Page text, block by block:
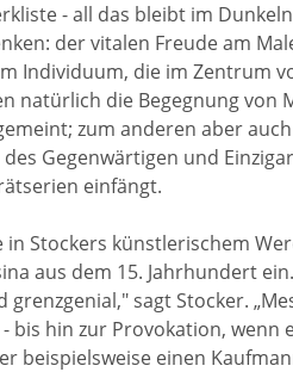
- all das bleibt im
der vitalen Freude am
Individuum, die im Zentrum
natürlich die Begegnung von
zum anderen aber
Gegenwärtigen und
einfängt.
in Stockers künstlerischem
aus dem 15. Jahrhundert
grenzgenial," sagt Stocker.
bis hin zur Provokation,
beispielsweise einen